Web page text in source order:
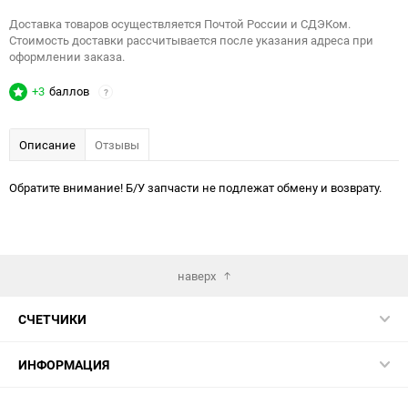
Доставка товаров осуществляется Почтой России и СДЭКом.
Стоимость доставки рассчитывается после указания адреса при
оформлении заказа.
+3 баллов ?
Описание Отзывы
Обратите внимание! Б/У запчасти не подлежат обмену и возврату.
наверх
СЧЕТЧИКИ
ИНФОРМАЦИЯ